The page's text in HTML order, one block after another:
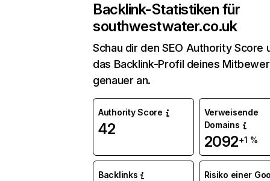
Backlink-Statistiken für
southwestwater.co.uk
Schau dir den SEO Authority Score
das Backlink-Profil deines
genauer an.
Authority Score
42
Verweisende
Domains
2092+1 %
Backlinks
Risiko einer